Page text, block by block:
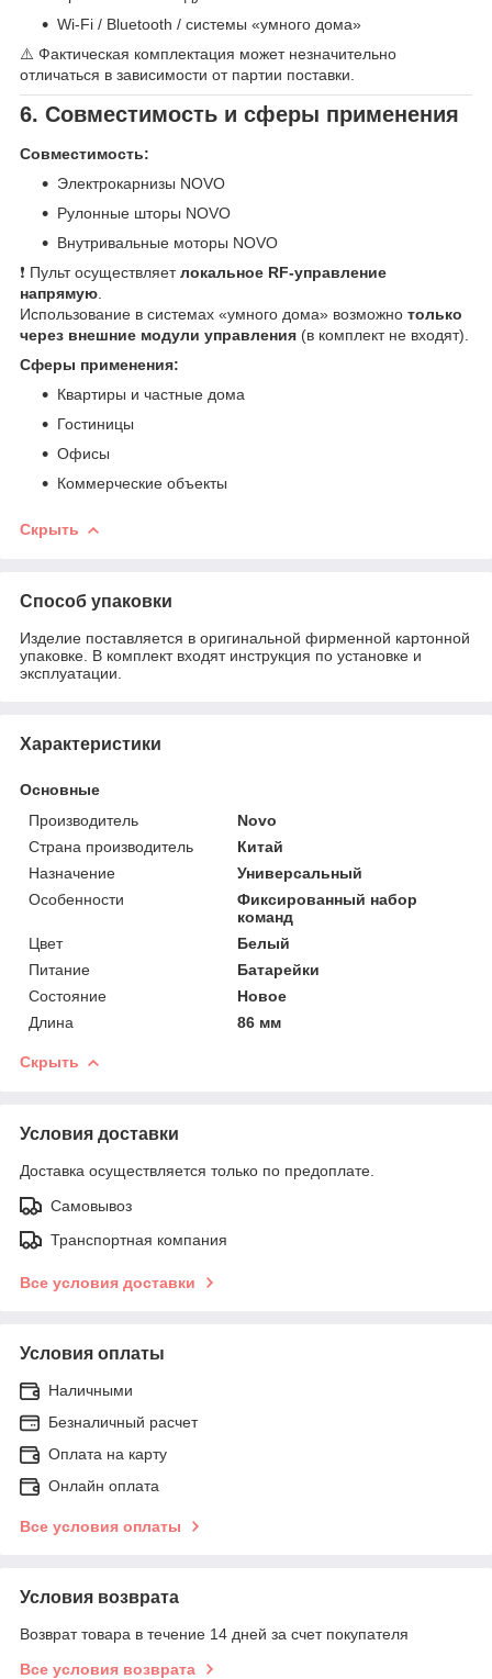
Wi-Fi / Bluetooth / системы «умного дома»
⚠️ Фактическая комплектация может незначительно
отличаться в зависимости от партии поставки.
6. Совместимость и сферы применения
Совместимость:
Электрокарнизы NOVO
Рулонные шторы NOVO
Внутривальные моторы NOVO
❗ Пульт осуществляетлокальное RF-управление
напрямую
Использование в системах «умного дома» возможно только
через внешние модули управления (в комплект не входят).
Сферы применения:
Квартиры и частные дома
Гостиницы
Офисы
Коммерческие объекты
Скрыть
Способ упаковки
Изделие поставляется в оригинальной фирменной картонной
упаковке. В комплект входят инструкция по установке и
эксплуатации.
Характеристики
Основные
Производитель
Novo
Страна производитель
Китай
Назначение
Универсальный
Особенности
Фиксированный набор
команд
Цвет
Белый
Питание
Батарейки
Состояние
Новое
Длина
86 мм
Скрыть
Условия доставки
Доставка осуществляется только по предоплате.
Самовывоз
Транспортная компания
Все условия доставки
Условия оплаты
Наличными
Безналичный расчет
Оплата на карту
Онлайн оплата
Все условия оплаты
Условия возврата
Возврат товара в течение 14 дней за счет покупателя
Все условия возврата